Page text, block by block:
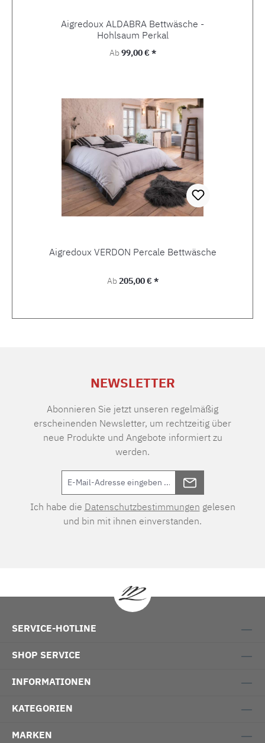
Aigredoux ALDABRA Bettwäsche -
Hohlsaum Perkal
Regulärer Preis:
Ab99,00 € *
Aigredoux VERDON Percale Bettwäsche
Regulärer Preis:
Ab205,00 € *
NEWSLETTER
Abonnieren Sie jetzt unseren regelmäßig
erscheinenden Newsletter, um rechtzeitig über
neue Produkte und Angebote informiert zu
werden.
Ich habe die Datenschutzbestimmungen gelesen
und bin mit ihnen einverstanden.
SERVICE-HOTLINE
SHOP SERVICE
INFORMATIONEN
KATEGORIEN
MARKEN